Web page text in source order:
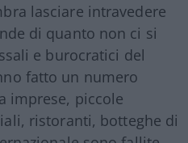
lasciare intravedere
di quanto non ci si
e burocratici del
fatto un numero
imprese, piccole
ristoranti, botteghe di